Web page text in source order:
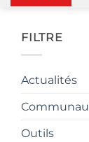
FILTRE
Actualités
Outils